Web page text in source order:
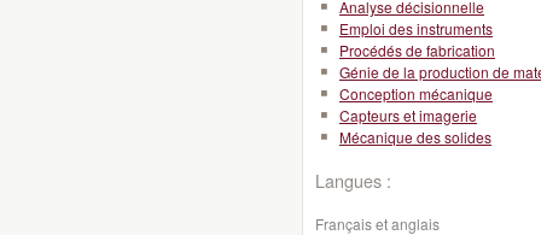
Analyse décisionnelle
Emploi des instruments
Procédés de fabrication
Génie de la production de
Conception mécanique
Capteurs et imagerie
Mécanique des solides
Langues :
Français et anglais